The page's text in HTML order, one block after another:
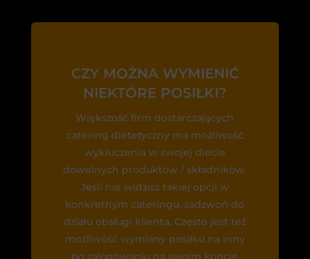
CZY MOŻNA WYMIENIĆ
NIEKTÓRE POSIŁKI?
Większość firm dostarczających
catering dietetyczny ma możliwość
wykluczenia w swojej diecie
dowolnych produktów / składników.
Jeśli nie widzisz takiej opcji w
konkretnym cateringu, zadzwoń do
działu obsługi klienta. Często jest też
możliwość wymiany posiłku na inny
po zalogowaniu na swoim koncie